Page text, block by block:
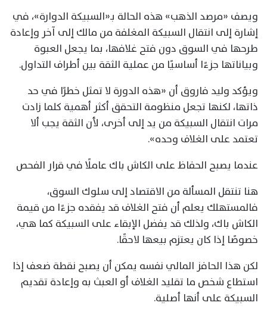
ويصف «مرصد الذهب» هذه الحالة بـ«السبيكة الدوارة»، في
إشارة إلى انتقال السبيكة المغلفة من مالك إلى آخر وإعادة
طرحها في السوق دون فتح غلافها، بما يجعل العبوة
وبياناتها جزءًا أساسيًا من عملية الثقة بين أطراف التداول.
ويؤكد وليد فاروق أن «هذه الدورة لا تمثل خطرًا في حد
ذاتها، لكنها تجعل منظومة التحقق أكثر أهمية كلما زادت
مرات انتقال السبيكة من يد إلى أخرى، لأن الثقة يجب ألا
تعتمد على الغلاف وحده».
عندما يصبح الحفاظ على الكاش باك عاملًا في قرار الفحص
هنا تنتقل المسألة من الاقتصاد إلى سلوك السوق،
فالمستهلك يعلم أن فتح الغلاف قد يفقده جزءًا من قيمة
الكاش باك، ولذلك قد يفضل الإبقاء على السبيكة كما هي،
خصوصًا إذا كان يعتزم بيعها لاحقًا.
لكن هذا الحافز المالي نفسه يمكن أن يصبح نقطة ضعف إذا
استطاع شخص ما تقليد الغلاف أو العبث به وإعادة تقديم
السبيكة على أنها أصلية.